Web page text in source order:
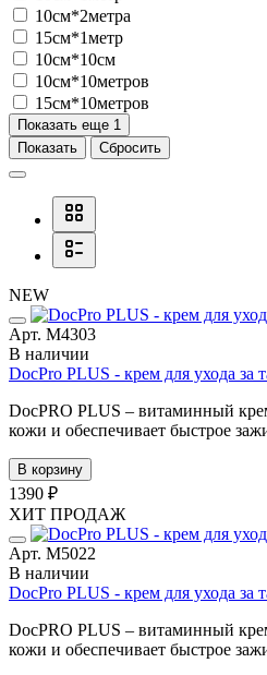
10см*2метра
15см*1метр
10см*10см
10см*10метров
15см*10метров
Показать еще 1
Показать
Сбросить
NEW
Арт. М4303
В наличии
DocPro PLUS - крем для ухода за
DocPRO PLUS – витаминный
кожи и обеспечивает быстрое
В корзину
1390 ₽
ХИТ ПРОДАЖ
Арт. М5022
В наличии
DocPro PLUS - крем для ухода за
DocPRO PLUS – витаминный
кожи и обеспечивает быстрое